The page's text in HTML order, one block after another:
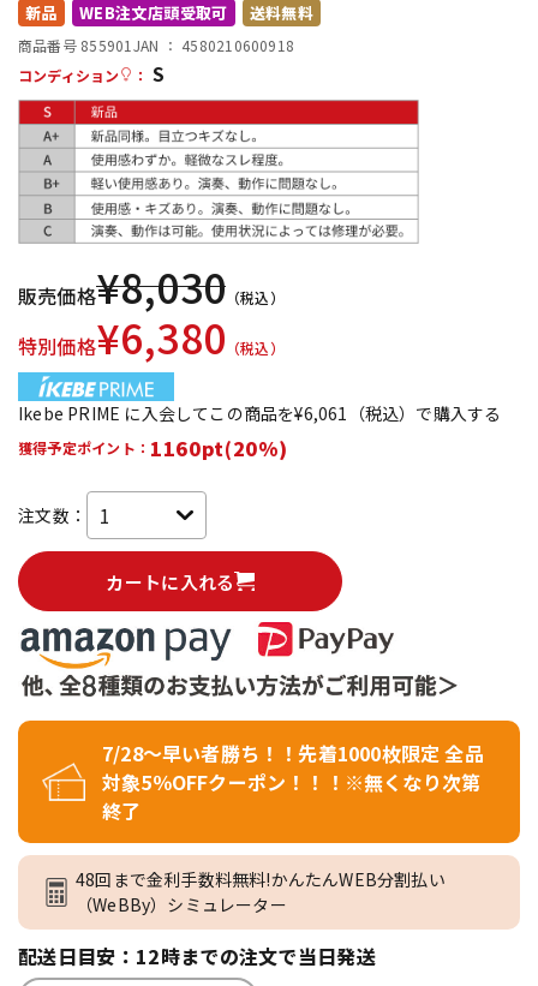
中古
新品 WEB注文店頭受取可 送料無料
商品番号 855901 JAN ： 4580210600918
コンディション
： S
販売価格¥8,030 （税込）
特別価格¥6,380 （税込）
Ikebe PRIME に入会してこの商品を¥6,061（税込）で購入する
獲得予定ポイント： 1160pt(20%)
注文数：
カートに入れる
7/28～早い者勝ち！！先着1000枚限定 全品
対象5％OFFクーポン！！！※無くなり次第
終了
48回まで金利手数料無料!かんたんWEB分割払い
（WeBBy）シミュレーター
配送日目安：12時までの注文で当日発送